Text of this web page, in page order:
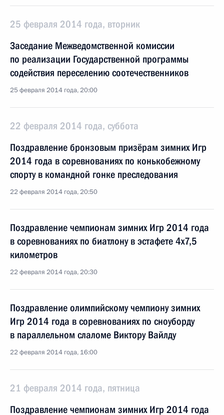
25 февраля 2014 года, вторник
Заседание Межведомственной комиссии
по реализации Государственной программы
содействия переселению соотечественников
25 февраля 2014 года, 20:00
22 февраля 2014 года, суббота
Поздравление бронзовым призёрам зимних Игр
2014 года в соревнованиях по конькобежному
спорту в командной гонке преследования
22 февраля 2014 года, 20:50
Поздравление чемпионам зимних Игр 2014 года
в соревнованиях по биатлону в эстафете 4х7,5
километров
22 февраля 2014 года, 20:30
Поздравление олимпийскому чемпиону зимних
Игр 2014 года в соревнованиях по сноуборду
в параллельном слаломе Виктору Вайлду
22 февраля 2014 года, 16:00
21 февраля 2014 года, пятница
Поздравление чемпионам зимних Игр 2014 года